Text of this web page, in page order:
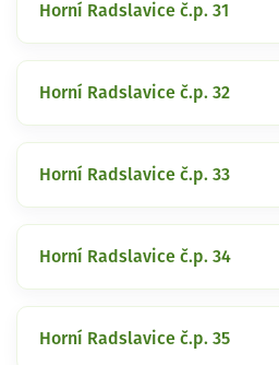
Horní Radslavice č.p. 31
Horní Radslavice č.p. 32
Horní Radslavice č.p. 33
Horní Radslavice č.p. 34
Horní Radslavice č.p. 35